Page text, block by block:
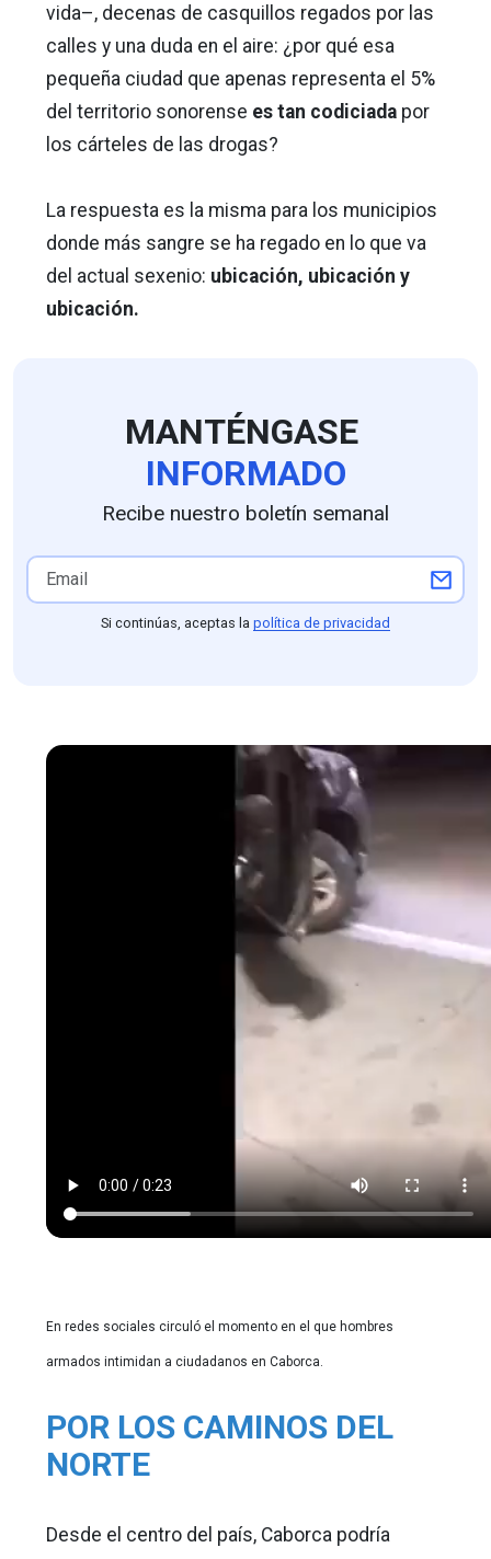
vida–, decenas de casquillos regados por las
calles y una duda en el aire: ¿por qué esa
pequeña ciudad que apenas representa el 5%
del territorio sonorense es tan codiciada por
los cárteles de las drogas?
La respuesta es la misma para los municipios
donde más sangre se ha regado en lo que va
del actual sexenio: ubicación, ubicación y
ubicación.
MANTÉNGASE
INFORMADO
Recibe nuestro boletín semanal
Si continúas, aceptas la política de privacidad
En redes sociales circuló el momento en el que hombres
armados intimidan a ciudadanos en Caborca.
POR LOS CAMINOS DEL
NORTE
Desde el centro del país, Caborca podría